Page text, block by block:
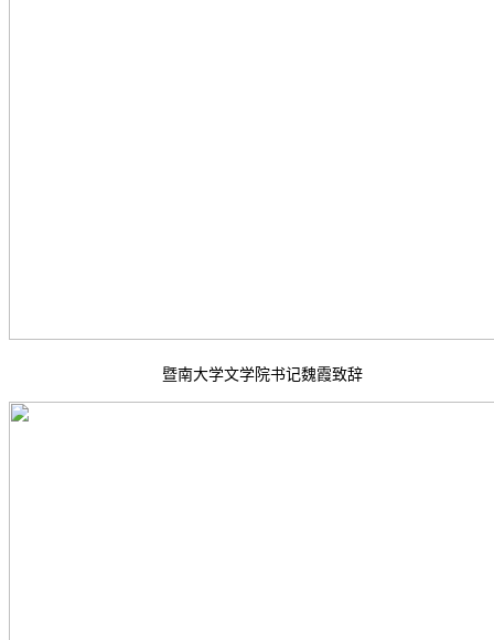
暨南大学文学院书记魏霞致辞